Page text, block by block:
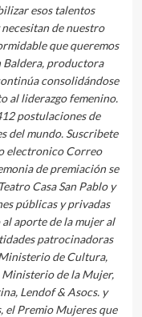
esos talentos
de nuestro
que queremos
Baldera, productora
consolidándose
al liderazgo femenino.
postulaciones de
del mundo. Suscribete
electronico Correo
de premiación se
Casa San Pablo y
públicas y privadas
aporte de la mujer al
patrocinadoras
de Cultura,
Ministerio de la Mujer,
Lendof & Asocs. y
el Premio Mujeres que